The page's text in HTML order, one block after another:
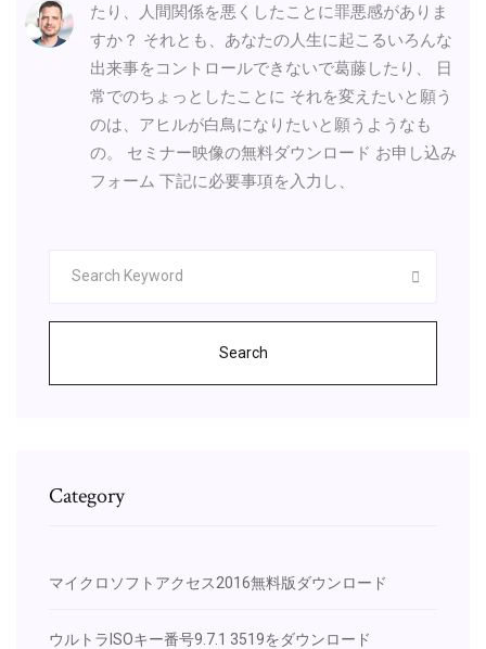
たり、人間関係を悪くしたことに罪悪感がありま
すか？ それとも、あなたの人生に起こるいろんな
出来事をコントロールできないで葛藤したり、 日
常でのちょっとしたことに それを変えたいと願う
のは、アヒルが白鳥になりたいと願うようなも
の。 セミナー映像の無料ダウンロード お申し込み
フォーム 下記に必要事項を入力し、
Search
Category
マイクロソフトアクセス2016無料版ダウンロード
ウルトラISOキー番号9.7.1 3519をダウンロード